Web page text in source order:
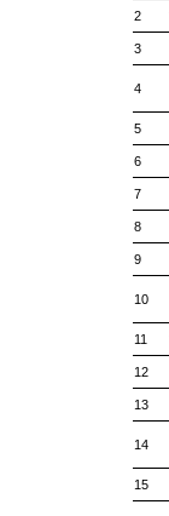
2
3
4
5
6
7
8
9
10
11
12
13
14
15